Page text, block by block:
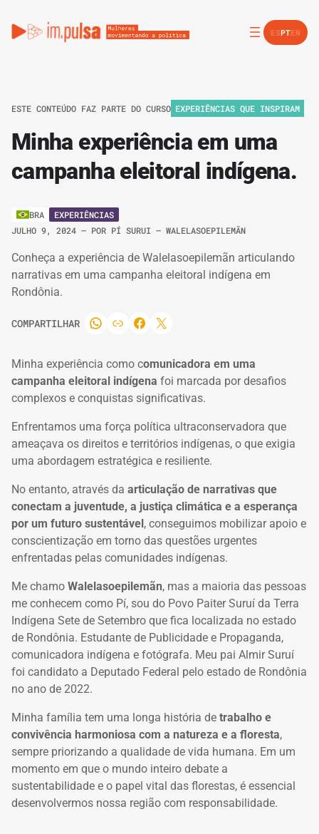
ESPTEN
ESTE CONTEÚDO FAZ PARTE DO CURSO EXPERIÊNCIAS QUE INSPIRAM
Minha experiência em uma
campanha eleitoral indígena.
BRA
EXPERIÊNCIAS
JULHO 9, 2024 – POR PÍ SURUI – WALELASOEPILEMÃN
Conheça a experiência de Walelasoepilemãn articulando
narrativas em uma campanha eleitoral indígena em
Rondônia.
COMPARTILHAR
Minha experiência como comunicadora em uma
campanha eleitoral indígena foi marcada por desafios
complexos e conquistas significativas.
Enfrentamos uma força política ultraconservadora que
ameaçava os direitos e territórios indígenas, o que exigia
uma abordagem estratégica e resiliente.
No entanto, através da articulação de narrativas que
conectam a juventude, a justiça climática e a esperança
por um futuro sustentável, conseguimos mobilizar apoio e
conscientização em torno das questões urgentes
enfrentadas pelas comunidades indígenas.
Me chamo Walelasoepilemãn, mas a maioria das pessoas
me conhecem como Pí, sou do Povo Paiter Suruí da Terra
Indígena Sete de Setembro que fica localizada no estado
de Rondônia. Estudante de Publicidade e Propaganda,
comunicadora indígena e fotógrafa. Meu pai Almir Suruí
foi candidato a Deputado Federal pelo estado de Rondônia
no ano de 2022.
Minha família tem uma longa história de trabalho e
convivência harmoniosa com a natureza e a floresta,
sempre priorizando a qualidade de vida humana. Em um
momento em que o mundo inteiro debate a
sustentabilidade e o papel vital das florestas, é essencial
desenvolvermos nossa região com responsabilidade.